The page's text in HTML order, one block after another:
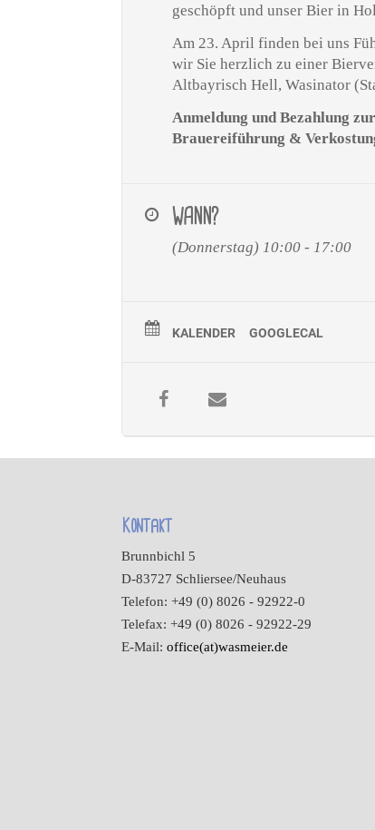
geschöpft und unser Bier in
Am 23. April finden bei uns
wir Sie herzlich zu einer
Altbayrisch Hell, Wasinator
Anmeldung und Bezahlung
Brauereiführung &
WANN?
(Donnerstag) 10:00 - 17:00
KALENDER GOOGLECAL
Kontakt
Brunnbichl 5
D-83727 Schliersee/Neuhaus
Telefon: +49 (0) 8026 - 92922-0
Telefax: +49 (0) 8026 - 92922-29
E-Mail:office(at)wasmeier.de